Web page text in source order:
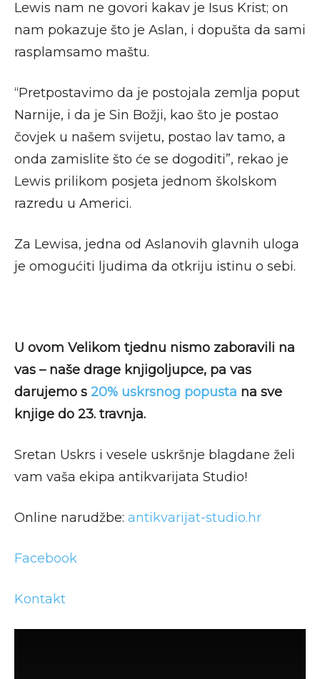
Lewis nam ne govori kakav je Isus Krist; on
nam pokazuje što je Aslan, i dopušta da sami
rasplamsamo maštu.
“Pretpostavimo da je postojala zemlja poput
Narnije, i da je Sin Božji, kao što je postao
čovjek u našem svijetu, postao lav tamo, a
onda zamislite što će se dogoditi”, rekao je
Lewis prilikom posjeta jednom školskom
razredu u Americi.
Za Lewisa, jedna od Aslanovih glavnih uloga
je omogućiti ljudima da otkriju istinu o sebi.
U ovom Velikom tjednu nismo zaboravili na
vas – naše drage knjigoljupce, pa vas
darujemo s 20% uskrsnog popusta na sve
knjige do 23. travnja.
Sretan Uskrs i vesele uskršnje blagdane želi
vam vaša ekipa antikvarijata Studio!
Online narudžbe: antikvarijat-studio.hr
Facebook
Kontakt